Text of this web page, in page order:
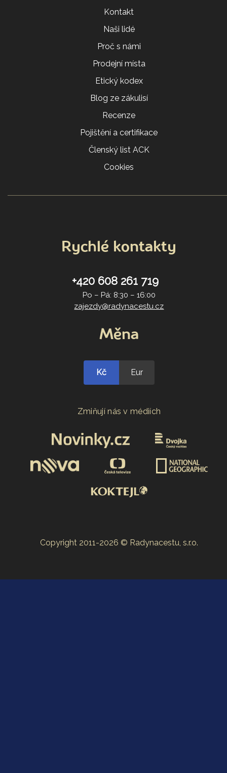
Kontakt
Naši lidé
Proč s námi
Prodejní místa
Etický kodex
Blog ze zákulisí
Recenze
Pojištění a certifikace
Členský list ACK
Cookies
Rychlé kontakty
+420 608 261 719
Po – Pá: 8:30 – 16:00
zajezdy@radynacestu.cz
Měna
Kč Eur
Zmiňují nás v médiích
Copyright 2011-2026 © Radynacestu, s.r.o.